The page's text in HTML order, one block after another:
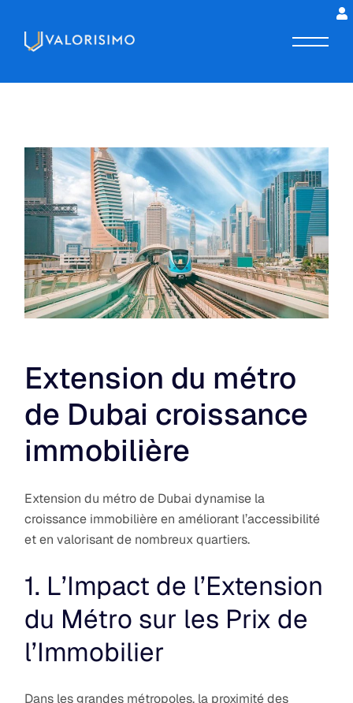
Extension du métro
de Dubai croissance
immobilière
Extension du métro de Dubai dynamise la
croissance immobilière en améliorant l’accessibilité
et en valorisant de nombreux quartiers.
1. L’Impact de l’Extension
du Métro sur les Prix de
l’Immobilier
Dans les grandes métropoles, la proximité des